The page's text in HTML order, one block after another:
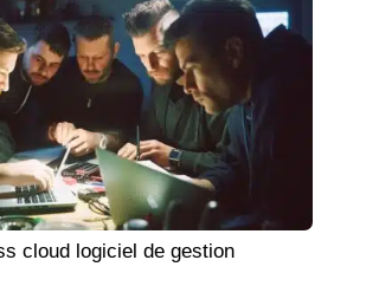
cloud logiciel de gestion